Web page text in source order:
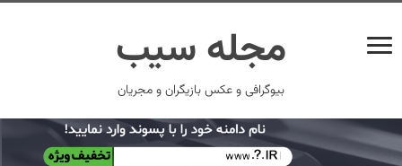
مجله سیب
بیوگرافی و عکس بازیگران و مجریان